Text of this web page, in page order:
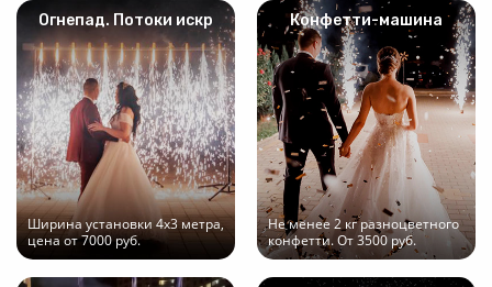
Огнепад. Потоки искр
Ширина установки 4х3 метра,
цена от 7000 руб.
Конфетти-машина
Не менее 2 кг разноцветного
конфетти. От 3500 руб.